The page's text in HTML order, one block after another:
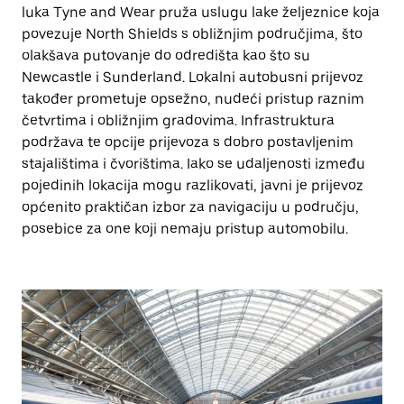
luka Tyne and Wear pruža uslugu lake željeznice koja
povezuje North Shields s obližnjim područjima, što
olakšava putovanje do odredišta kao što su
Newcastle i Sunderland. Lokalni autobusni prijevoz
također prometuje opsežno, nudeći pristup raznim
četvrtima i obližnjim gradovima. Infrastruktura
podržava te opcije prijevoza s dobro postavljenim
stajalištima i čvorištima. Iako se udaljenosti između
pojedinih lokacija mogu razlikovati, javni je prijevoz
općenito praktičan izbor za navigaciju u području,
posebice za one koji nemaju pristup automobilu.